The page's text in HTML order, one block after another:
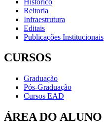
Reitoria
Infraestrutura
Editais
Publicações Institucionais
CURSOS
Graduação
Pós-Graduação
Cursos EAD
ÁREA DO ALUNO